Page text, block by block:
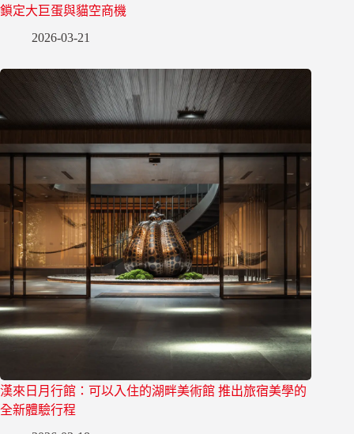
鎖定大巨蛋與貓空商機
2026-03-21
漢來日月行館：可以入住的湖畔美術館 推出旅宿美學的
全新體驗行程